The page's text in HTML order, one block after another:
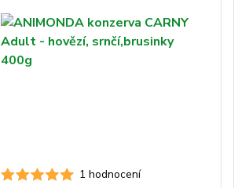
1 hodnocení